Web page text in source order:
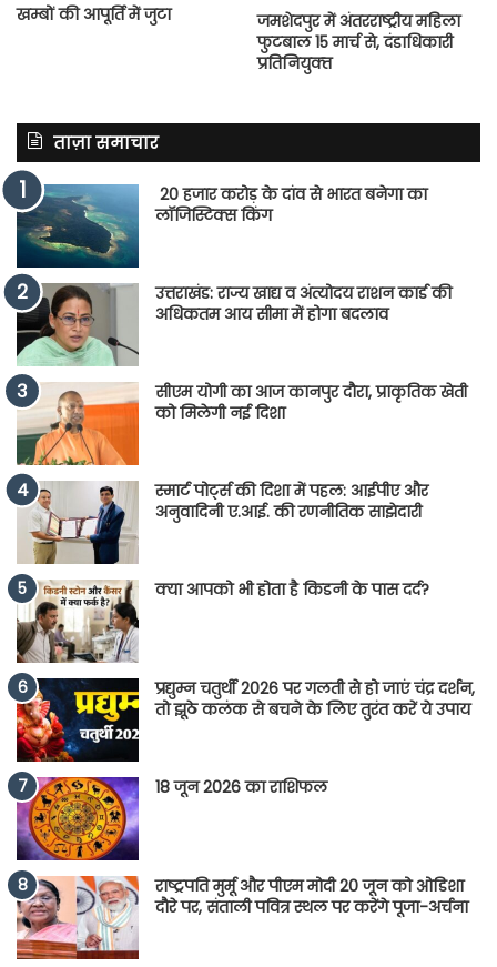
खम्बों की आपूर्ति में जुटा
जमशेदपुर में अंतरराष्‍ट्रीय महिला
फुटबाल 15 मार्च से, दंडाधिकारी
प्रतिनियुक्‍त
ताज़ा समाचार
20 हजार करोड़ के दांव से भारत बनेगा का
लॉजिस्टिक्स किंग
उत्तराखंड: राज्य खाद्य व अंत्योदय राशन कार्ड की
अधिकतम आय सीमा में होगा बदलाव
सीएम योगी का आज कानपुर दौरा, प्राकृतिक खेती
को मिलेगी नई दिशा
स्मार्ट पोर्ट्स की दिशा में पहल: आईपीए और
अनुवादिनी ए.आई. की रणनीतिक साझेदारी
क्या आपको भी होता है किडनी के पास दर्द?
प्रद्युम्न चतुर्थी 2026 पर गलती से हो जाएं चंद्र दर्शन,
तो झूठे कलंक से बचने के लिए तुरंत करें ये उपाय
18 जून 2026 का राशिफल
राष्ट्रपति मुर्मू और पीएम मोदी 20 जून को ओडिशा
दौरे पर, संताली पवित्र स्थल पर करेंगे पूजा-अर्चना